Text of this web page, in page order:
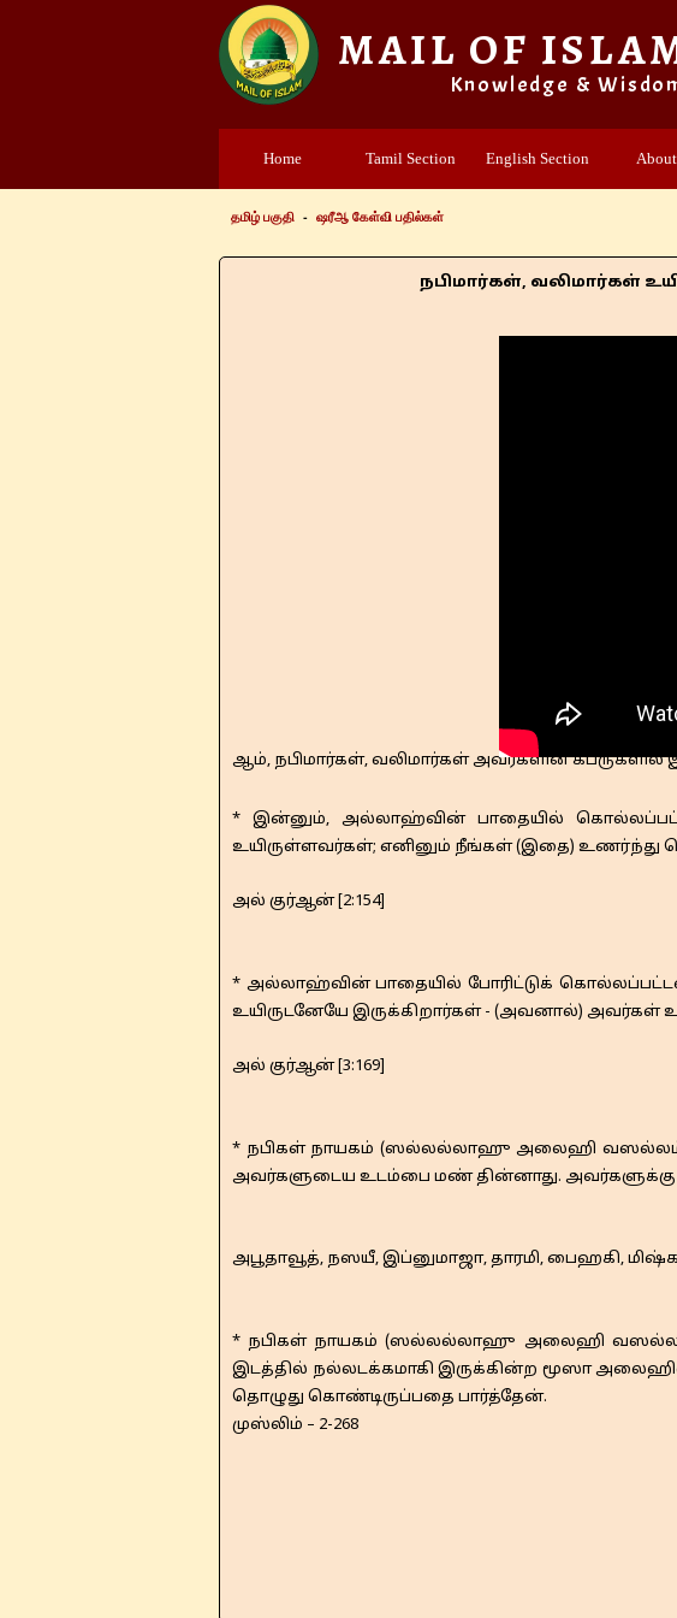
Home Tamil Section English Section
MAIL OF
Knowledge &
நபிமார்கள், வலிமார்கள் உயிரோடு
ஆம், நபிமார்கள், வலிமார்கள் அவர்களின்
* இன்னும், அல்லாஹ்வின் பாதையில்
உயிருள்ளவர்கள்; எனினும் நீங்கள் (இதை) உணர்ந்து
அல் குர்ஆன் [2:154]
* அல்லாஹ்வின் பாதையில் போரிட்டுக்
உயிருடனேயே இருக்கிறார்கள் - (அவனால்) அவர்கள்
அல் குர்ஆன் [3:169]
* நபிகள் நாயகம் (ஸல்லல்லாஹு அலைஹி வஸல்லம்)
அவர்களுடைய உடம்பை மண் தின்னாது. அவர்களுக்கு
அபூதாவூத், நஸயீ, இப்னுமாஜா, தாரமி, பைஹகி,
* நபிகள் நாயகம் (ஸல்லல்லாஹு அலைஹி
இடத்தில் நல்லடக்கமாகி இருக்கின்ற மூஸா
தொழுது கொண்டிருப்பதை பார்த்தேன்.
முஸ்லிம் – 2-268
தமிழ் பகுதி - ஷரீஆ கேள்வி பதில்கள்